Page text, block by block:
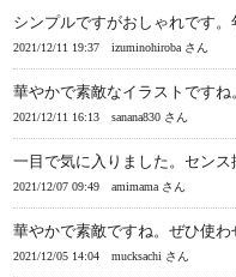
シンプルですがおしゃれです。
2021/12/11 19:37 izuminohiroba さん
華やかで素敵なイラストです
2021/12/11 16:13 sanana830 さん
一目で気に入りました。センス
2021/12/07 09:49 amimama さん
華やかで素敵ですね。ぜひ使わ
2021/12/05 14:04 mucksachi さん